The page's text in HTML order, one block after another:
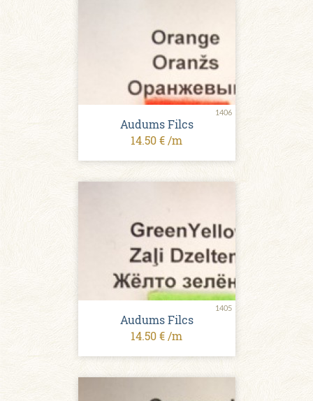
1406
Audums Filcs
14.50 € /m
1405
Audums Filcs
14.50 € /m